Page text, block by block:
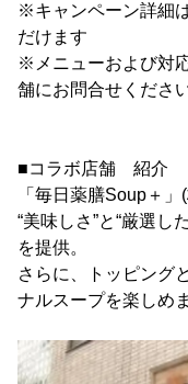
※キャンペーン詳細
だけます
※メニューおよび対
舗にお問合せくださ
■コラボ店舗 紹介
「毎日薬膳Soup＋
“美味しさ”と“厳選し
を提供。
さらに、トッピング
ナルスープを楽しめ